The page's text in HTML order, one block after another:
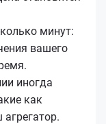
минут:
вашего
иногда
как